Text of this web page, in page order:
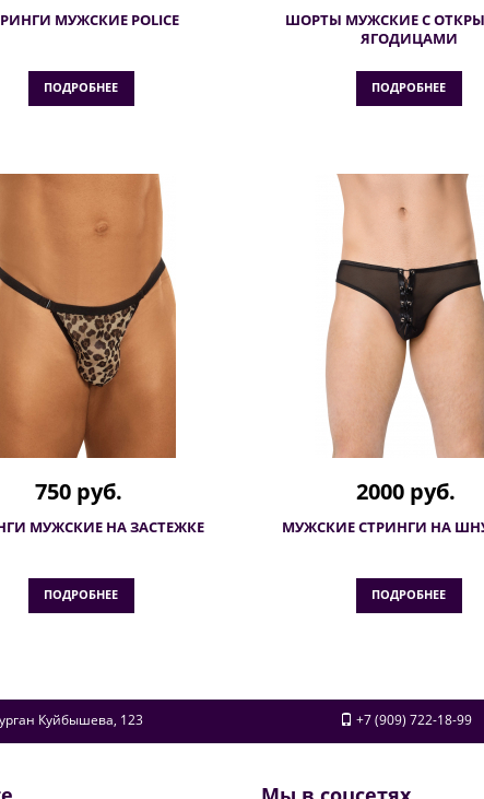
МУЖСКИЕ POLICE
ПОДРОБНЕЕ
ШОРТЫ МУЖСКИЕ С
ЯГОДИЦАМИ
ПОДРОБНЕЕ
750 руб.
МУЖСКИЕ НА ЗАСТЕЖКЕ
ПОДРОБНЕЕ
2000 руб.
МУЖСКИЕ СТРИНГИ НА
ПОДРОБНЕЕ
Куйбышева, 123 +7 (909) 722-18-99